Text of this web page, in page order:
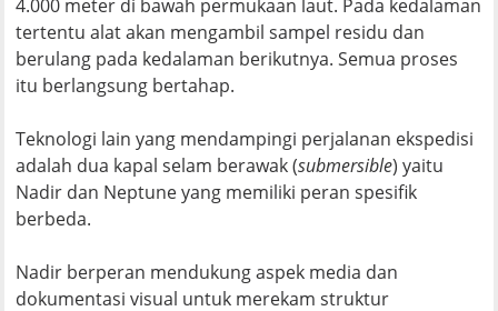
4.000 meter di bawah permukaan laut. Pada kedalaman
tertentu alat akan mengambil sampel residu dan
berulang pada kedalaman berikutnya. Semua proses
itu berlangsung bertahap.
Teknologi lain yang mendampingi perjalanan ekspedisi
adalah dua kapal selam berawak (submersible) yaitu
Nadir dan Neptune yang memiliki peran spesifik
berbeda.
Nadir berperan mendukung aspek media dan
dokumentasi visual untuk merekam struktur